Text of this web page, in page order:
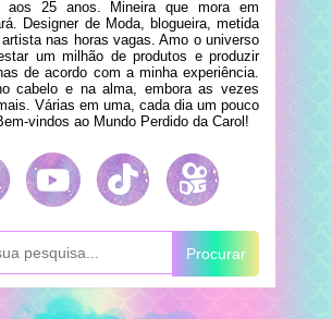
aos 25 anos. Mineira que mora em
Designer de Moda, blogueira, metida
nas horas vagas. Amo o universo
um milhão de produtos e produzir
de acordo com a minha experiência.
cabelo e na alma, embora as vezes
Várias em uma, cada dia um pouco
vindos ao Mundo Perdido da Carol!
Procurar